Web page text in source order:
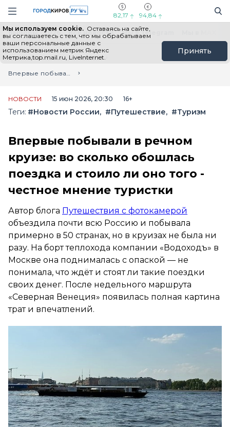
Навигация сайта
82,17 94,84
Мы используем cookie. Оставаясь на сайте,
вы соглашаетесь с тем, что мы обрабатываем
ваши персональные данные с
использованием метрик Яндекс
Метрика,top.mail.ru, LiveInternet.
Принять
Выборы - 2026 Все новости Мы в Telegram
Главная
Лента новостей
Впервые побывали в речном круизе: во сколько обошлась поездка и стоило ли оно того - честное мнение туристки
НОВОСТИ 15 июн 2026, 20:30 16+
Теги: #Новости России #Путешествие #Туризм
Впервые побывали в речном
круизе: во сколько обошлась
поездка и стоило ли оно того -
честное мнение туристки
Автор блога Путешествия с фотокамерой
объездила почти всю Россию и побывала
примерно в 50 странах, но в круизах не была ни
разу. На борт теплохода компании «Водоходъ» в
Москве она поднималась с опаской — не
понимала, что ждёт и стоят ли такие поездки
своих денег. После недельного маршрута
«Северная Венеция» появилась полная картина
трат и впечатлений.